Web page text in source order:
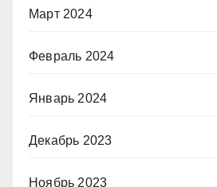
Март 2024
Февраль 2024
Январь 2024
Декабрь 2023
Ноябрь 2023